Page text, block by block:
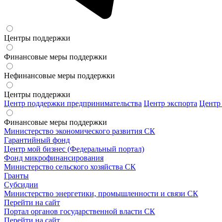
Центры поддержки
Финансовые меры поддержки
Нефинансовые меры поддержки
Центры поддержки
Центр поддержки предпринимательства Центр экспорта
Финансовые меры поддержки
Министерство экономического развития СК
Гарантийный фонд
Центр мой бизнес (Федеральный портал)
Фонд микрофинансирования
Министерство сельского хозяйства СК
Гранты
Субсидии
Министерство энергетики, промышленности и связи СК
Перейти на сайт
Портал органов государственной власти СК
Перейти на сайт